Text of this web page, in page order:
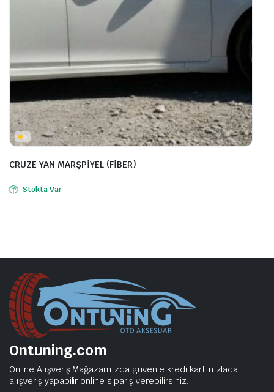
CRUZE YAN MARŞPİYEL (FİBER)
Stokta Var
Ontuning.com
Online Alışveriş Mağazamızda güvenle kredi kartınızlada
alışveriş yapabilir online sipariş verebilirsiniz.